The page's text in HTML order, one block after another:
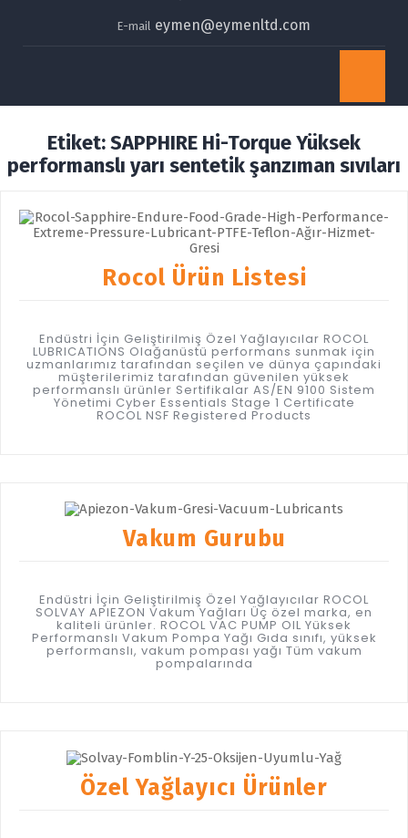
E-mail eymen@eymenltd.com
Etiket:SAPPHIRE Hi-Torque Yüksek
performanslı yarı sentetik şanzıman sıvıları
Rocol Ürün Listesi
Endüstri İçin Geliştirilmiş Özel Yağlayıcılar ROCOL
LUBRICATIONS Olağanüstü performans sunmak için
uzmanlarımız tarafından seçilen ve dünya çapındaki
müşterilerimiz tarafından güvenilen yüksek
performanslı ürünler Sertifikalar AS/EN 9100 Sistem
Yönetimi Cyber Essentials Stage 1 Certificate
ROCOL NSF Registered Products
Vakum Gurubu
Endüstri İçin Geliştirilmiş Özel Yağlayıcılar ROCOL
SOLVAY APIEZON Vakum Yağları Üç özel marka, en
kaliteli ürünler. ROCOL VAC PUMP OIL Yüksek
Performanslı Vakum Pompa Yağı Gıda sınıfı, yüksek
performanslı, vakum pompası yağı Tüm vakum
pompalarında
Özel Yağlayıcı Ürünler